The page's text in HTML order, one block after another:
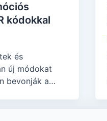
kódokkal
és
új módokat
bevonják a